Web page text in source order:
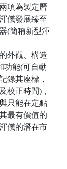
項為製定曆
儀發展臻至
(簡稱新型渾
外觀、構造
功能(可自動
錄其座標，
校正時間)，
只能在定點
最有價值的
儀的潛在市